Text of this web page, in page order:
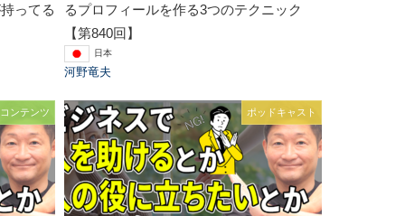
ってる
るプロフィールを作る3つのテクニック
【第840回】
日本
河野竜夫
ンテンツ ポッドキャスト